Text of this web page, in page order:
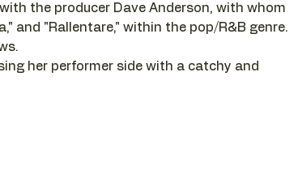
the producer Dave Anderson, with whom
and "Rallentare," within the pop/R&B genre.
her performer side with a catchy and